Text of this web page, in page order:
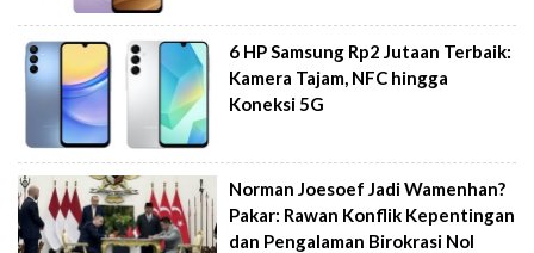
6 HP Samsung Rp2 Jutaan Terbaik:
Kamera Tajam, NFC hingga
Koneksi 5G
Norman Joesoef Jadi Wamenhan?
Pakar: Rawan Konflik Kepentingan
dan Pengalaman Birokrasi Nol